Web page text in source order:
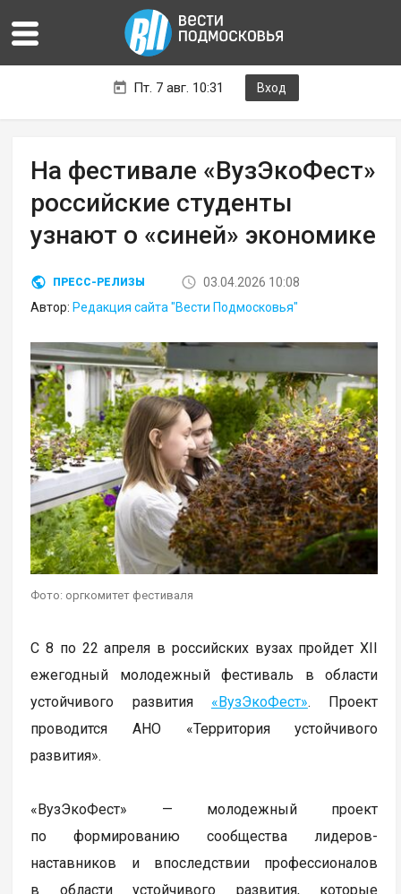
Пт. 7 авг. 10:31 Вход
На фестивале «ВузЭкоФест»
российские студенты
узнают о «синей» экономике
ПРЕСС-РЕЛИЗЫ
03.04.2026 10:08
Автор: Редакция сайта "Вести Подмосковья"
Фото: оргкомитет фестиваля
C 8 по 22 апреля в российских вузах пройдет XII
ежегодный молодежный фестиваль в области
устойчивого развития «ВузЭкоФест». Проект
проводится АНО «Территория устойчивого
развития».
«ВузЭкоФест» — молодежный проект
по формированию сообщества лидеров-
наставников и впоследствии профессионалов
в области устойчивого развития, которые